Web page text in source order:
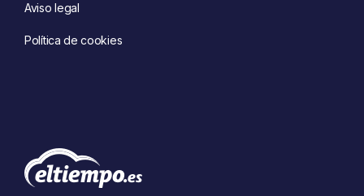
Aviso legal
Política de cookies